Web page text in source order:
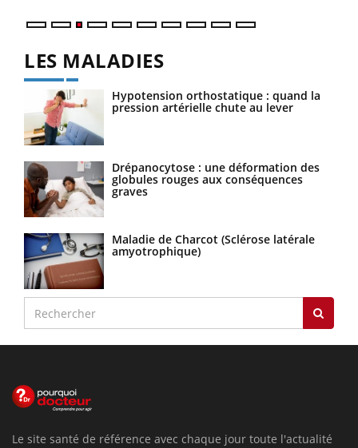
LES MALADIES
Hypotension orthostatique : quand la
pression artérielle chute au lever
Drépanocytose : une déformation des
globules rouges aux conséquences
graves
Maladie de Charcot (Sclérose latérale
amyotrophique)
Le site santé de référence avec chaque jour toute l'actualité